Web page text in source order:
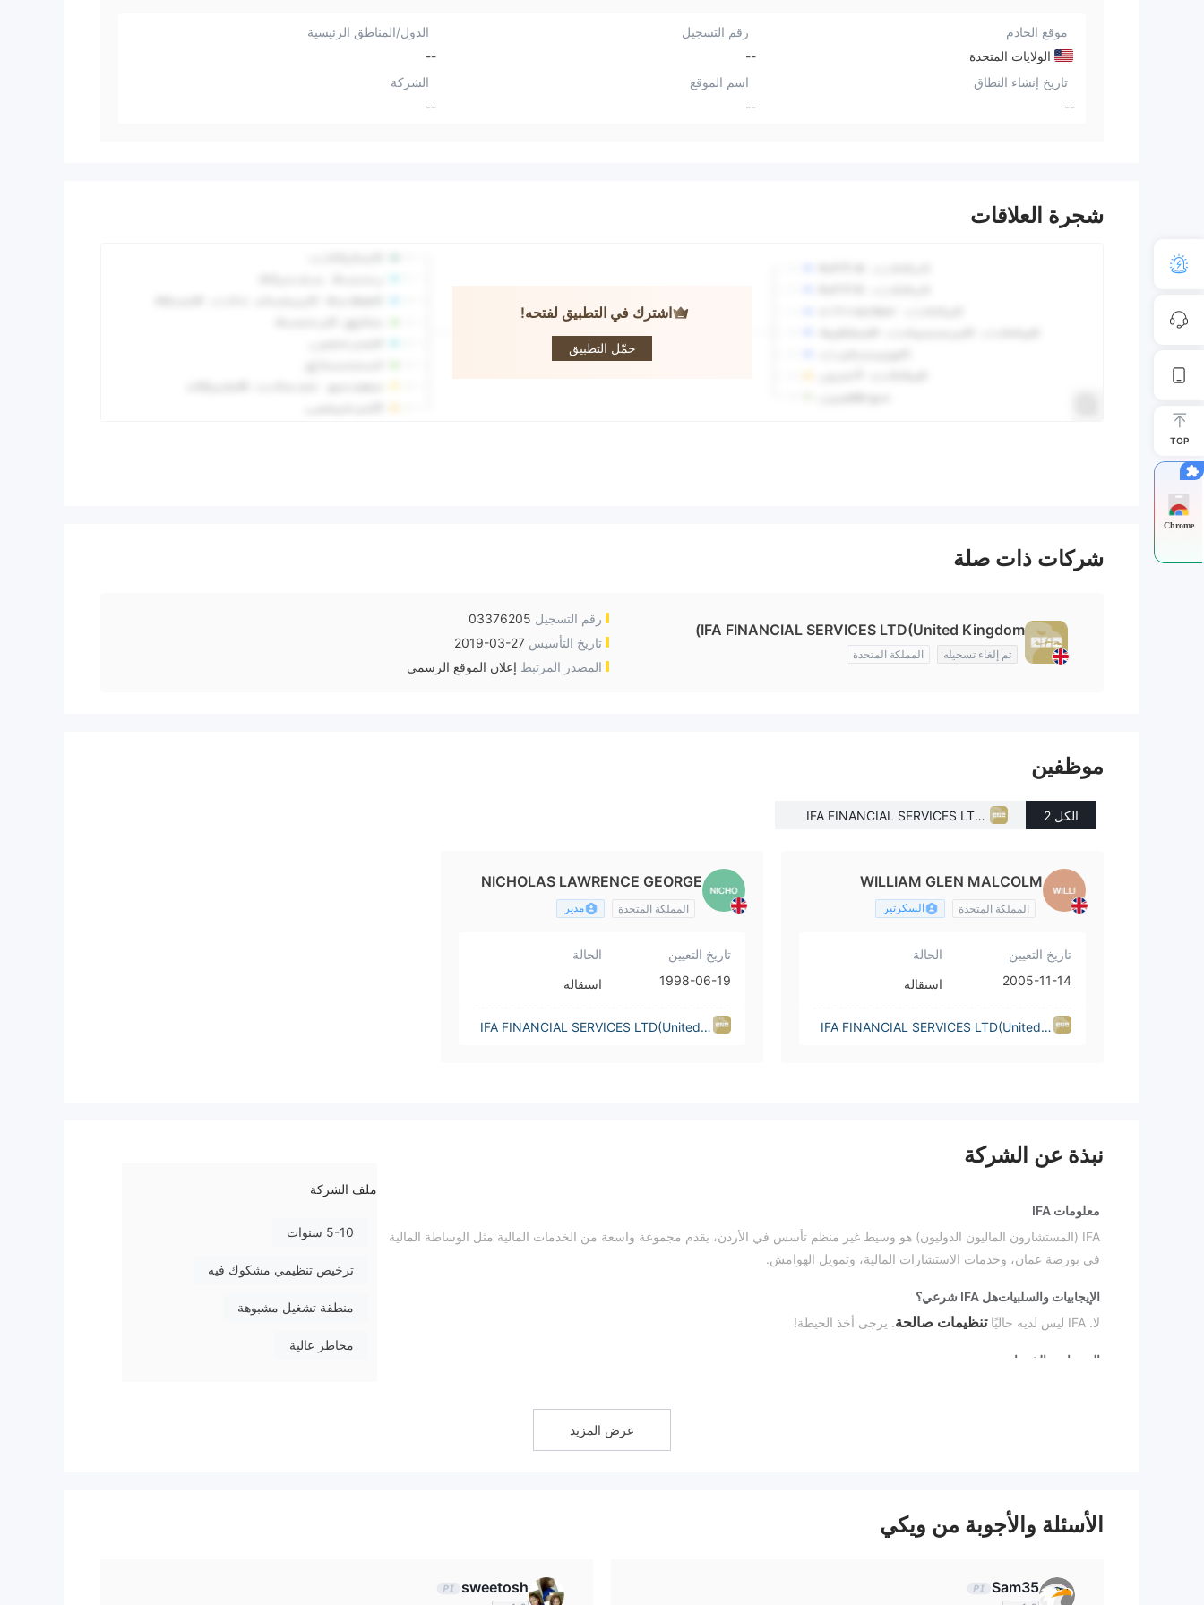
موقع الخادم
الولايات المتحدة
رقم التسجيل
--
الدول/المناطق الرئيسية
--
تاريخ إنشاء النطاق
--
اسم الموقع
--
الشركة
--
شجرة العلاقات
اشترك في التطبيق لفتحه!
حمّل التطبيق
IFA
شركات ذات صلة
IFA FINANCIAL SERVICES LTD(United Kingdom)
تم إلغاء تسجيله المملكة المتحدة
رقم التسجيل 03376205
تاريخ التأسيس 2019-03-27
المصدر المرتبط إعلان الموقع الرسمي
موظفين
الكل 2
IFA FINANCIAL SERVICES LTD
WILLIAM GLEN MALCOLM
المملكة المتحدة السكرتير
تاريخ التعيين
2005-11-14
الحالة
استقالة
IFA FINANCIAL SERVICES LTD(United K
NICHOLAS LAWRENCE GEORGE
SELF
المملكة المتحدة مدير
تاريخ التعيين
1998-06-19
الحالة
استقالة
IFA FINANCIAL SERVICES LTD(United K
نبذة عن الشركة
معلومات IFA
IFA (المستشارون الماليون الدوليون) هو وسيط غير منظم تأسس في الأردن، يقدم مجموعة واسعة من الخدمات المالية مثل الوساطة المالية
في بورصة عمان، وخدمات الاستشارات المالية، وتمويل الهوامش.
الإيجابيات والسلبياتهل IFA شرعي؟
لا. IFA ليس لديه حاليًا
تنظيمات صالحة. يرجى أخذ الحيطة!
المنتجات والخدمات
ملف الشركة
5-10 سنوات
ترخيص تنظيمي مشكوك فيه
منطقة تشغيل مشبوهة
مخاطر عالية
عرض المزيد
الأسئلة والأجوبة من ويكي
Sam35
sweetosh
TOP
Chrome